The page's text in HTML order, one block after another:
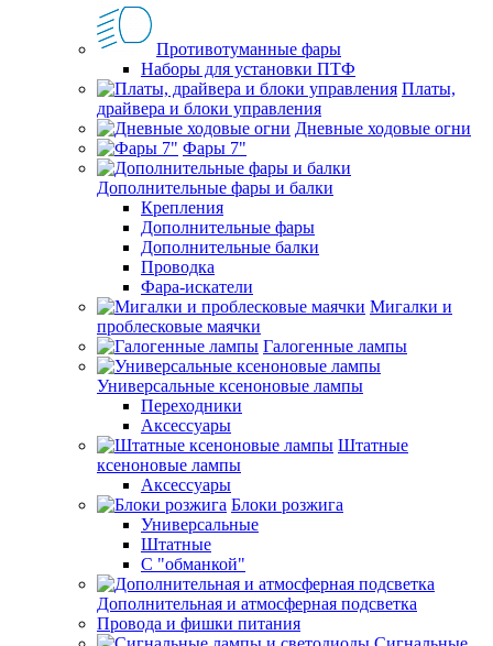
Противотуманные фары
Наборы для установки ПТФ
Платы,
драйвера и блоки управления
Дневные ходовые огни
Фары 7"
Дополнительные фары и балки
Крепления
Дополнительные фары
Дополнительные балки
Проводка
Фара-искатели
Мигалки и
проблесковые маячки
Галогенные лампы
Универсальные ксеноновые лампы
Переходники
Аксессуары
Штатные
ксеноновые лампы
Аксессуары
Блоки розжига
Универсальные
Штатные
С "обманкой"
Дополнительная и атмосферная подсветка
Провода и фишки питания